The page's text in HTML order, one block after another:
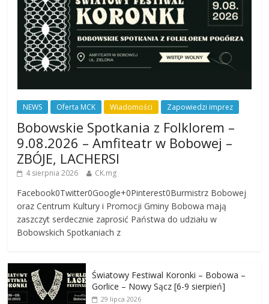
NEWS Oferta MCK Wiadomości Zapowiedzi imprez
Bobowskie Spotkania z Folklorem –
9.08.2026 – Amfiteatr w Bobowej –
ZBÓJE, LACHERSI
4 sierpnia 2026 CK.mg
Facebook0Twitter0Google+0Pinterest0Burmistrz Bobowej
oraz Centrum Kultury i Promocji Gminy Bobowa mają
zaszczyt serdecznie zaprosić Państwa do udziału w
Bobowskich Spotkaniach z
Światowy Festiwal Koronki – Bobowa –
Gorlice – Nowy Sącz [6-9 sierpień]
29 lipca 2026